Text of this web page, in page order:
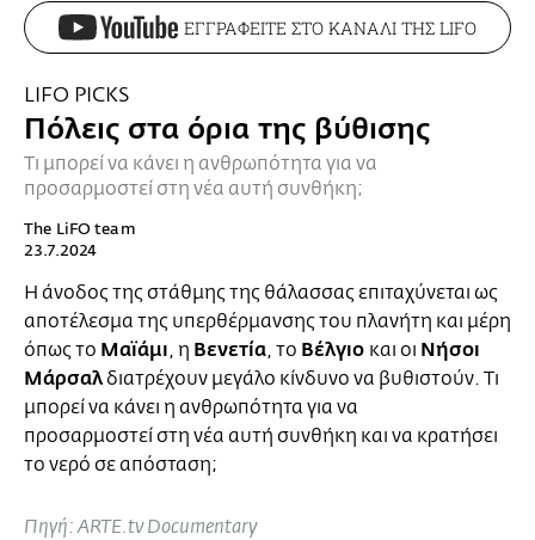
ΕΓΓΡΑΦΕΙΤΕ ΣΤΟ ΚΑΝΑΛΙ ΤΗΣ LIFO
LIFO PICKS
Πόλεις στα όρια της βύθισης
Τι μπορεί να κάνει η ανθρωπότητα για να
προσαρμοστεί στη νέα αυτή συνθήκη;
The LiFO team
23.7.2024
Η άνοδος της στάθμης της θάλασσας επιταχύνεται ως
αποτέλεσμα της υπερθέρμανσης του πλανήτη και μέρη
όπως το Μαϊάμι, η Βενετία, το Βέλγιο και οι Νήσοι
Μάρσαλδιατρέχουν μεγάλο κίνδυνο να βυθιστούν. Τι
μπορεί να κάνει η ανθρωπότητα για να
προσαρμοστεί στη νέα αυτή συνθήκη και να κρατήσει
το νερό σε απόσταση;
Πηγή: ARTE.tv Documentary